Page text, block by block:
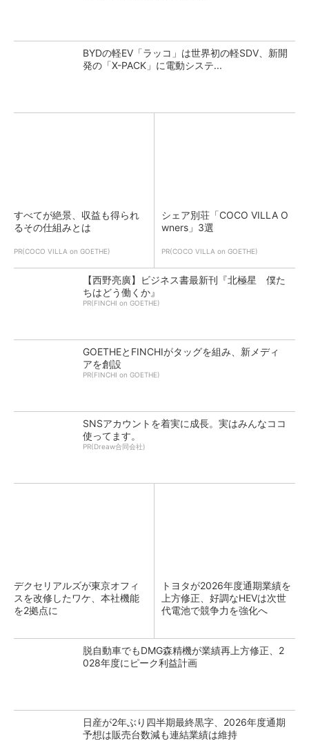
BYDの軽EV「ラッコ」は世界初の軽SDV、新開
発の「X-PACK」に電動システ...
すべてが絶景、収益も得られ
るその仕組みとは
PR(COCO VILLA on GOETHE)
シェア別荘「COCO VILLA O
wners」3選
PR(COCO VILLA on GOETHE)
【西野亮廣】ビジネス書最新刊『北極星 僕た
ちはどう働くか』
PR(FINCHI on GOETHE)
GOETHEとFINCHIがタッグを組み、新メディ
アを創設
PR(FINCHI on GOETHE)
SNSアカウントを着実に成長。実はみんなココ
使ってます。
PR(Dreaw合同会社)
デクセリアルズが東京オフィ
スを改修したワケ、本社機能
を2拠点に
トヨタが2026年度通期業績を
上方修正、好調なHEVは次世
代電池で競争力を強化へ
脱自動車でもDMG森精機が業績再上方修正、2
028年度にピーク利益計画
日産が2年ぶり四半期最終黒字、2026年度通期
予想は販売台数減も連結業績は維持